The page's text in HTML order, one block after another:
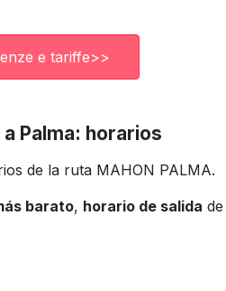
e tariffe>>
Palma: horarios
de la ruta MAHON PALMA.
barato, horario de salida